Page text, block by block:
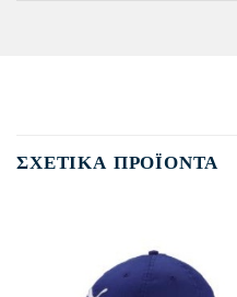
ΣΧΕΤΙΚΆ ΠΡΟΪΌΝΤΑ